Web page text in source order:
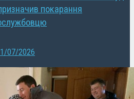
покарання
07/2026